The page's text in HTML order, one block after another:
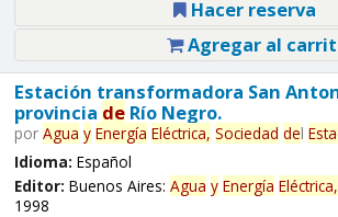
Hacer reserva
Agregar al
Estación transformadora San
provincia deRío Negro.
por Agua y Energía Eléctrica, Sociedad del
Idioma: Español
Editor: Buenos Aires: Agua y Energía Eléctrica,
1998